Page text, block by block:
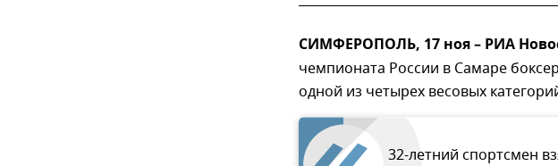
CИМФЕРОПОЛЬ, 17 ноя – РИА
чемпионата России в Самаре
одной из четырех весовых
32-летний спортсмен